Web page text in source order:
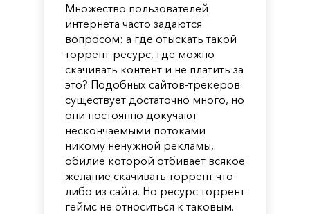
Множество пользователей
интернета часто задаются
вопросом: а где отыскать такой
торрент-ресурс, где можно
скачивать контент и не платить за
это? Подобных сайтов-трекеров
существует достаточно много, но
они постоянно докучают
нескончаемыми потоками
никому ненужной рекламы,
обилие которой отбивает всякое
желание скачивать торрент что-
либо из сайта. Но ресурс торрент
геймс не относиться к таковым.